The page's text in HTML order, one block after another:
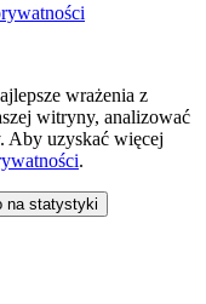
wrażenia z
witryny, analizować
Aby uzyskać więcej
.
na statystyki